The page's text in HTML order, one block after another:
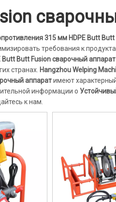
315 мм HDPE Butt
требования к
Butt Fusion сварочный аппарат
странах. Hangzhou Welping
аппаратимеют
информации о
к нам.